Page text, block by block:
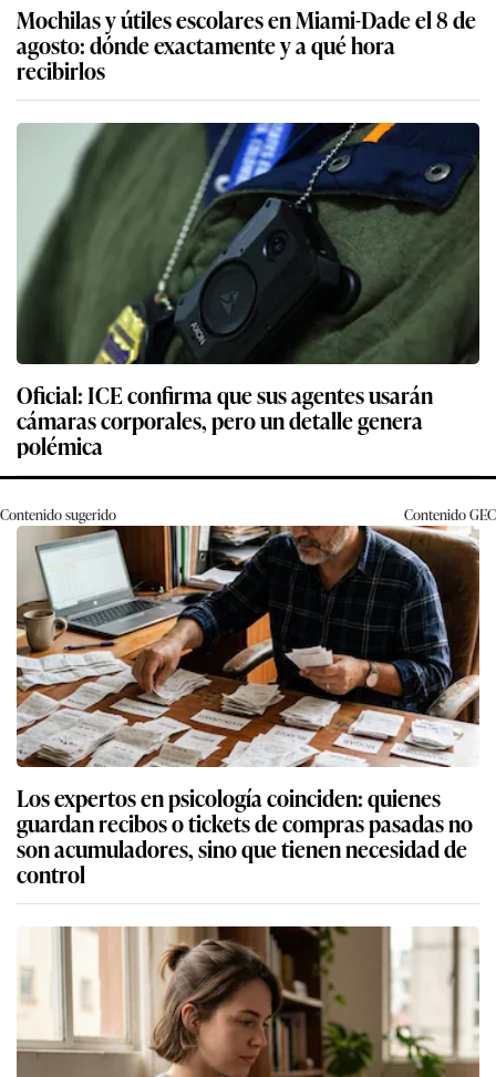
Mochilas y útiles escolares en Miami-Dade el 8 de
agosto: dónde exactamente y a qué hora
recibirlos
Oficial: ICE confirma que sus agentes usarán
cámaras corporales, pero un detalle genera
polémica
Contenido sugerido ContenidoGEC
Los expertos en psicología coinciden: quienes
guardan recibos o tickets de compras pasadas no
son acumuladores, sino que tienen necesidad de
control